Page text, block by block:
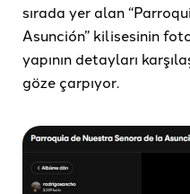
sırada yer alan
Asunción” kilisesinin
yapının detayları
göze çarpıyor.